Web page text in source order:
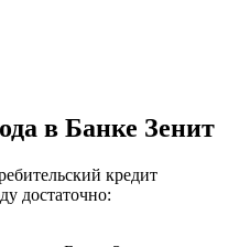
в Банке Зенит
кредит
достаточно: